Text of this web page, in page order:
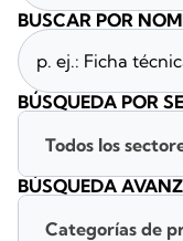
BUSCAR POR
BÚSQUEDA POR
Todos los
BÚSQUEDA